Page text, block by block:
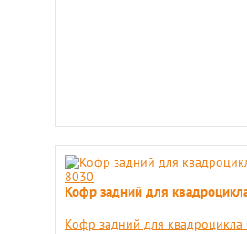
Кофр задний для
Кофр задний для квадроцикла